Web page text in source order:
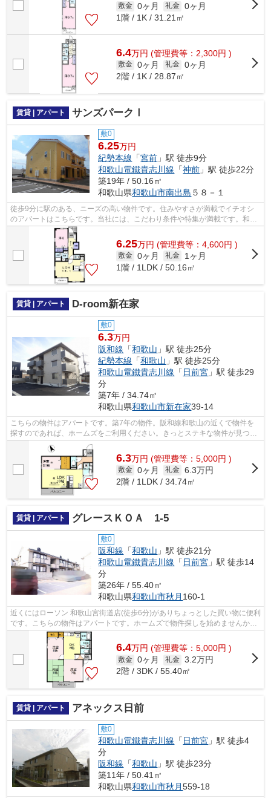
敷金 0ヶ月 礼金 0ヶ月
1階 / 1K / 31.21㎡
6.4万円 (管理費等：2,300円 )
敷金 0ヶ月 礼金 0ヶ月
2階 / 1K / 28.87㎡
賃貸 | アパート サンズパークⅠ
敷0
6.25万円
紀勢本線 「宮前 」駅 徒歩9分
和歌山電鐵貴志川線 「神前 」駅 徒歩22分
築19年 / 50.16㎡
和歌山県和歌山市南出島 ５８－１
徒歩9分に駅のある、ニーズの高い物件です。住みやすさが満載でイチオシ
のアパートはこちらです。当社には、こだわり条件や特集が満載です。和歌
山市エリアや宮前付近できっと素敵なお...
6.25万円 (管理費等：4,600円 )
敷金 0ヶ月 礼金
1ヶ月
1階 / 1LDK / 50.16㎡
賃貸 | アパート D-room新在家
敷0
6.3万円
阪和線 「和歌山 」駅 徒歩25分
紀勢本線 「和歌山 」駅 徒歩25分
和歌山電鐵貴志川線 「 日前宮 」駅 徒歩29
分
築7年 / 34.74㎡
和歌山県和歌山市新在家39-14
こちらの物件はアパートです。築7年の物件。阪和線和歌山の近くで物件を
探すのであれば、ホームズをご利用ください。きっとステキな物件が見つか
ることでしょう。
6.3万円 (管理費等：5,000円 )
敷金 0ヶ月 礼金 6.3万円
2階 / 1LDK / 34.74㎡
賃貸 | アパート グレースＫＯＡ 1-5
敷0
阪和線 「和歌山 」駅 徒歩21分
和歌山電鐵貴志川線 「 日前宮 」駅 徒歩14
分
築26年 / 55.40㎡
和歌山県和歌山市秋月 160-1
近くにはローソン 和歌山宮街道店(徒歩6分)がありちょっとした買い物に便利
です。こちらの物件はアパートです。ホームズで物件探しを始めませんか。
お客様の数多くのニーズにお応えす...
6.4万円 (管理費等：5,000円 )
敷金 0ヶ月 礼金 3.2万円
2階 / 3DK / 55.40㎡
賃貸 | アパート アネックス日前
敷0
和歌山電鐵貴志川線 「日前宮 」駅 徒歩4
分
阪和線 「和歌山 」駅 徒歩23分
築11年 / 50.41㎡
和歌山県和歌山市秋月559-18